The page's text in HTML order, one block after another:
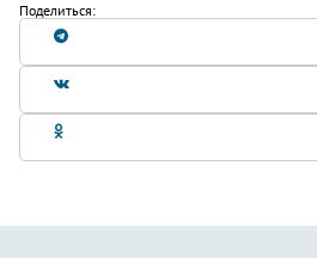
Поделиться: